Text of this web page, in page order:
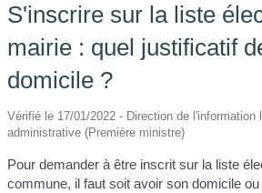
S'inscrire sur la liste
mairie : quel justificatif
domicile ?
Vérifié le 17/01/2022 - Direction de l'information
administrative (Première ministre)
Pour demander à être inscrit sur la liste
commune, il faut soit avoir son domicile